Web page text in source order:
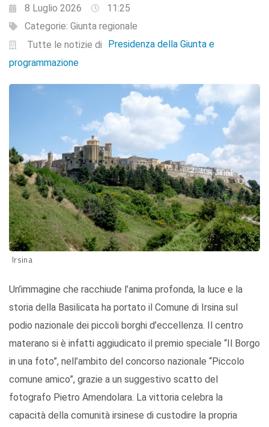
8 Luglio 2026
11:25
Categorie: Giunta regionale
Tutte le notizie di
Presidenza della Giunta e
programmazione
Irsina
Un’immagine che racchiude l’anima profonda, la luce e la
storia della Basilicata ha portato il Comune di Irsina sul
podio nazionale dei piccoli borghi d’eccellenza. Il centro
materano si è infatti aggiudicato il premio speciale “Il Borgo
in una foto”, nell’ambito del concorso nazionale “Piccolo
comune amico”, grazie a un suggestivo scatto del
fotografo Pietro Amendolara. La vittoria celebra la
capacità della comunità irsinese di custodire la propria